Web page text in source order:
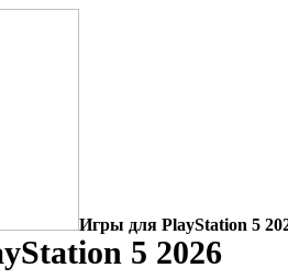
Игры для PlayStation 5
5 2026